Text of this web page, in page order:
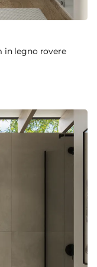
in legno rovere